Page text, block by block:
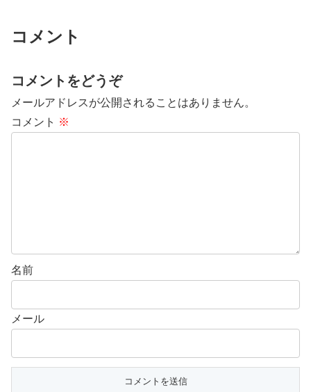
コメント
コメントをどうぞ
メールアドレスが公開されることはありません。
コメント ※
名前
メール